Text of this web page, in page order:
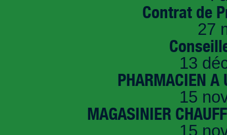
Contrat de
27
13
PHARMACIEN A
15
MAGASINIER
15